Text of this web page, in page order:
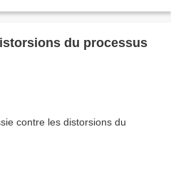
du processus